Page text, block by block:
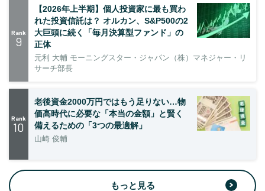
Rank
9
【2026年上半期】個人投資家に最も買わ
れた投資信託は？ オルカン、S&P500の2
大巨頭に続く「毎月決算型ファンド」の
正体
元利 大輔 モーニングスター・ジャパン（株）マネジャー・リ
サーチ部長
Rank
10
老後資金2000万円ではもう足りない…物
価高時代に必要な「本当の金額」と賢く
備えるための「3つの最適解」
山崎 俊輔
もっと見る